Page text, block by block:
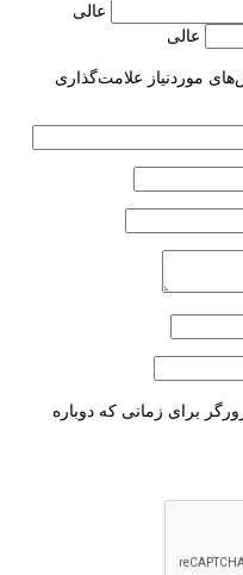
عالی
عالی
موردنیاز علامت‌گذاری
برای زمانی که دوباره